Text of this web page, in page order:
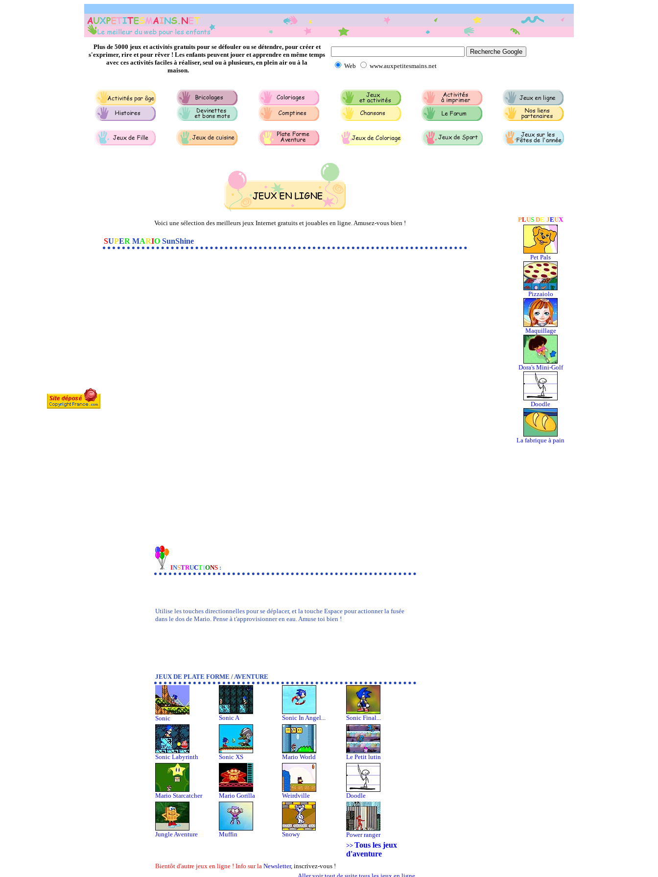
Plus de 5000 jeux et activités gratuits pour se défouler ou se détendre, pour créer et
s'exprimer, rire et pour rêver ! Les enfants peuvent jouer et apprendre en même temps
avec ces activités faciles à réaliser, seul ou à plusieurs, en plein air ou à la
maison.
Web www.auxpetitesmains.net
Voici une sélection des meilleurs jeux Internet gratuits et jouables en ligne. Amusez-vous bien !
SUPER MARIO SunShine
INSTRUCTIONS :
Utilise les touches directionnelles pour se déplacer, et la touche Espace pour actionner la fusée
dans le dos de Mario. Pense à t'approvisionner en eau. Amuse toi bien !
JEUX DE PLATE FORME / AVENTURE
Sonic Sonic A Sonic In Angel... Sonic Final...
Sonic Labyrinth Sonic XS Mario World Le Petit lutin
Mario Starcatcher Mario Gorilla Weirdville Doodle
Jungle Aventure Muffin Snowy
Power ranger
>> Tous les jeux
d'aventure
Bientôt d'autre jeux en ligne ! Info sur la Newsletter, inscrivez-vous !
PLUS DE JEUX
Pet Pals
Pizzaiolo
Maquillage
Dora's Mini-Golf
Doodle
La fabrique à pain